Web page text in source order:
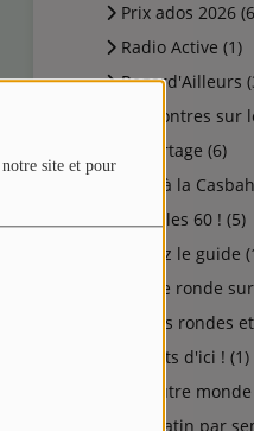
site et pour
Prix ados 2026
Radio Active (1)
Regard'Ailleurs
Rencontres sur le
Reportage (6)
Rock à la
Salut les 60 ! (5)
Suivez le guide
Table ronde
Tables rondes
Talents d'ici ! (1)
Un autre monde
Un matin par